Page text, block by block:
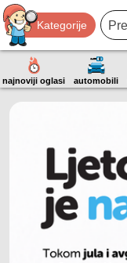
Kategorije
najnoviji oglasi automobili